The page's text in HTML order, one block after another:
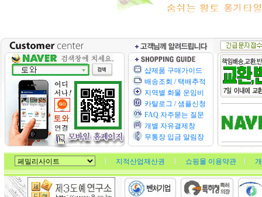
샵제품 구매가이드
배송조회 / 택배추적
지역별 화물 운임비
카탈로그 / 샘플신청
FAQ 자주묻는 질문
개별 자유결제창
무통장 입금 알림장
지적산업재산권 쇼핑몰 이용약관